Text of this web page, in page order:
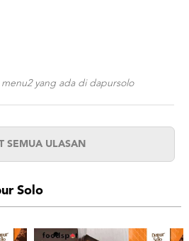
yang ada di dapursolo
SEMUA ULASAN
Solo